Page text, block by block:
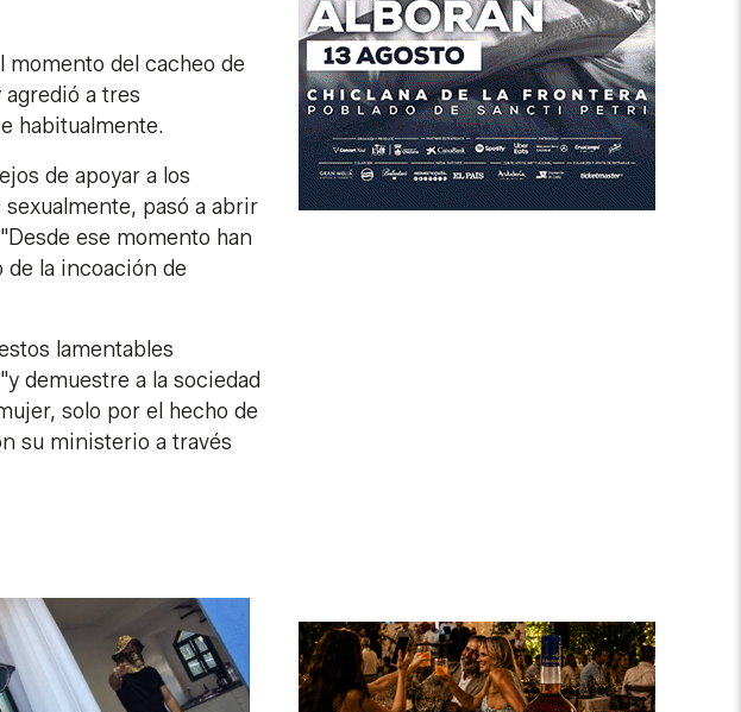
del cacheo de
a tres
habitualmente.
de apoyar a los
pasó a abrir
ese momento han
la incoación de
lamentables
demuestre a la sociedad
solo por el hecho de
su ministerio a través